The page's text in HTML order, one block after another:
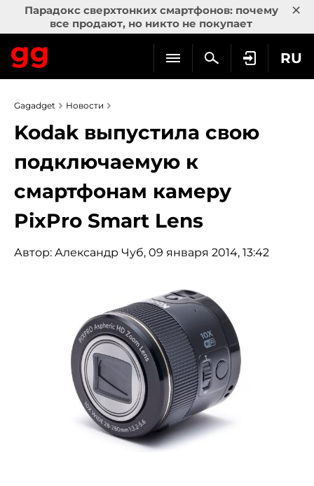
Парадокс сверхтонких смартфонов: почему
все продают, но никто не покупает
×
RU
Gagadget Новости
Kodak выпустила свою
подключаемую к
смартфонам камеру
PixPro Smart Lens
Автор: Александр Чуб, 09 января 2014, 13:42